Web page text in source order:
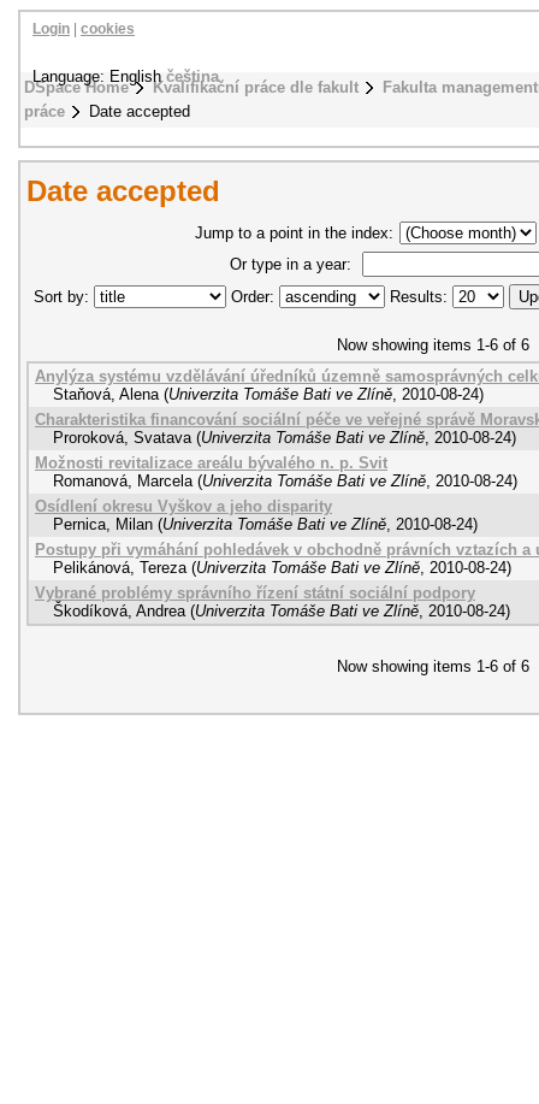
DSpace Home Kvalifikační práce dle fakult
Fakulta
práce
Date accepted
Login cookies
Language: Englishčeština
Date accepted
Jump to a point in the index:
Or type in a year:
Sort by:
Order: Results:
Now showing items 1-6 of 6
Anylýza systému vzdělávání úředníků územně samosprávných
Staňová, Alena (Univerzita Tomáše Bati ve Zlíně, 2010-08-24)
Charakteristika financování sociální péče ve veřejné správě
Proroková, Svatava (Univerzita Tomáše Bati ve Zlíně, 2010-08-24)
Možnosti revitalizace areálu bývalého n. p. Svit
Romanová, Marcela (Univerzita Tomáše Bati ve Zlíně, 2010-08-24)
Osídlení okresu Vyškov a jeho disparity
Pernica, Milan (Univerzita Tomáše Bati ve Zlíně, 2010-08-24)
Postupy při vymáhání pohledávek v obchodně právních vztazích
Pelikánová, Tereza (Univerzita Tomáše Bati ve Zlíně, 2010-08-24)
Vybrané problémy správního řízení státní sociální podpory
Škodíková, Andrea (Univerzita Tomáše Bati ve Zlíně, 2010-08-24)
Now showing items 1-6 of 6